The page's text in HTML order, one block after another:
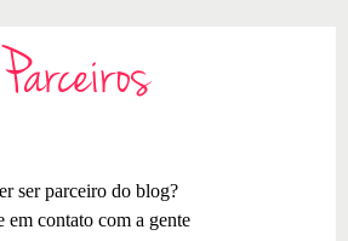
Parceiros
ser parceiro do blog?
em contato com a gente